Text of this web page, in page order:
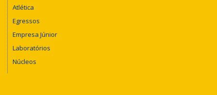
Atlética
Egressos
Empresa Júnior
Laboratórios
Núcleos